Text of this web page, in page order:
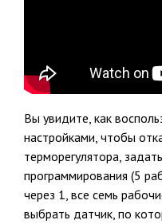
Вы увидите, как
настройками, чтобы
терморегулятора,
программирования (5
через 1, все семь
выбрать датчик, по